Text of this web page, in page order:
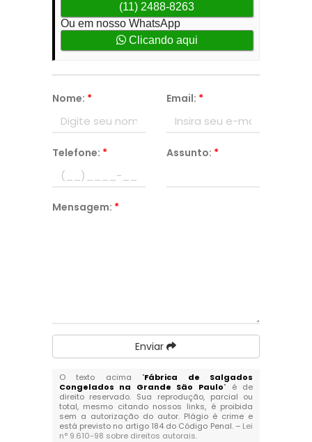
(11) 2488-8263
Ou em nosso WhatsApp
Clicando aqui
Nome: * Email: *
Telefone: * Assunto: *
Mensagem: *
Enviar
O texto acima "Fábrica de Salgados
Congelados na Grande São Paulo" é de
direito reservado. Sua reprodução, parcial ou
total, mesmo citando nossos links, é proibida
sem a autorização do autor. Plágio é crime e
está previsto no artigo 184 do Código Penal. – Lei
n° 9.610-98 sobre direitos autorais.